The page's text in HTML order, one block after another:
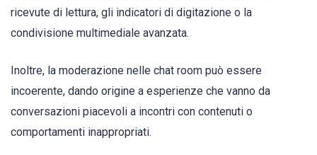
ricevute di lettura, gli indicatori di digitazione o la
condivisione multimediale avanzata.
Inoltre, la moderazione nelle chat room può essere
incoerente, dando origine a esperienze che vanno da
conversazioni piacevoli a incontri con contenuti o
comportamenti inappropriati.